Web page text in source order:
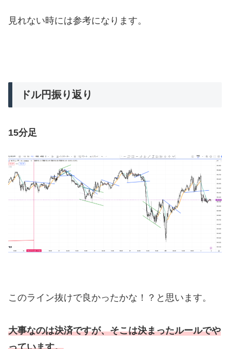
見れない時には参考になります。
ドル円振り返り
15分足
このライン抜けで良かったかな！？と思います。
大事なのは決済ですが、そこは決まったルールでや
っています。